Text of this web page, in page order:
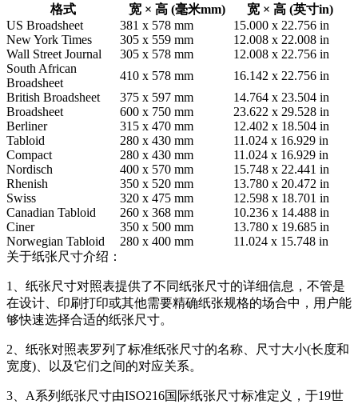
格式
宽 × 高 (毫米mm)
宽 × 高 (英寸in)
US Broadsheet
381 x 578 mm
15.000 x 22.756 in
New York Times
305 x 559 mm
12.008 x 22.008 in
Wall Street Journal
305 x 578 mm
12.008 x 22.756 in
South African
Broadsheet
410 x 578 mm
16.142 x 22.756 in
British Broadsheet
375 x 597 mm
14.764 x 23.504 in
Broadsheet
600 x 750 mm
23.622 x 29.528 in
Berliner
315 x 470 mm
12.402 x 18.504 in
Tabloid
280 x 430 mm
11.024 x 16.929 in
Compact
280 x 430 mm
11.024 x 16.929 in
Nordisch
400 x 570 mm
15.748 x 22.441 in
Rhenish
350 x 520 mm
13.780 x 20.472 in
Swiss
320 x 475 mm
12.598 x 18.701 in
Canadian Tabloid
260 x 368 mm
10.236 x 14.488 in
Ciner
350 x 500 mm
13.780 x 19.685 in
Norwegian Tabloid
280 x 400 mm
11.024 x 15.748 in
关于纸张尺寸介绍：
1、纸张尺寸对照表提供了不同纸张尺寸的详细信息，不管是
在设计、印刷打印或其他需要精确纸张规格的场合中，用户能
够快速选择合适的纸张尺寸。
2、纸张对照表罗列了标准纸张尺寸的名称、尺寸大小(长度和
宽度)、以及它们之间的对应关系。
3、A系列纸张尺寸由ISO216国际纸张尺寸标准定义，于19世